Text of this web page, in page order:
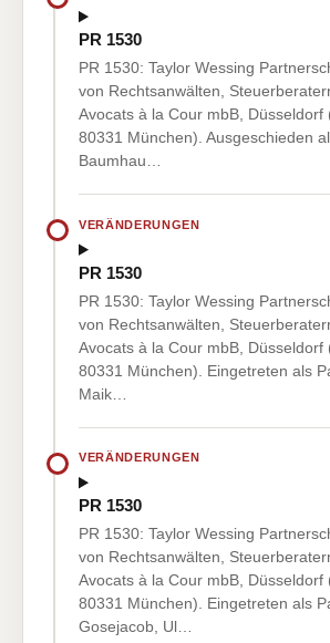
PR 1530
PR 1530: Taylor Wessing
von Rechtsanwälten,
Avocats à la Cour mbB, Düsseldorf
80331 München). Ausgeschieden
Baumhau…
VERÄNDERUNGEN
PR 1530
PR 1530: Taylor Wessing
von Rechtsanwälten,
Avocats à la Cour mbB, Düsseldorf
80331 München). Eingetreten als
Maik…
VERÄNDERUNGEN
PR 1530
PR 1530: Taylor Wessing
von Rechtsanwälten,
Avocats à la Cour mbB, Düsseldorf
80331 München). Eingetreten als
Gosejacob, Ul…